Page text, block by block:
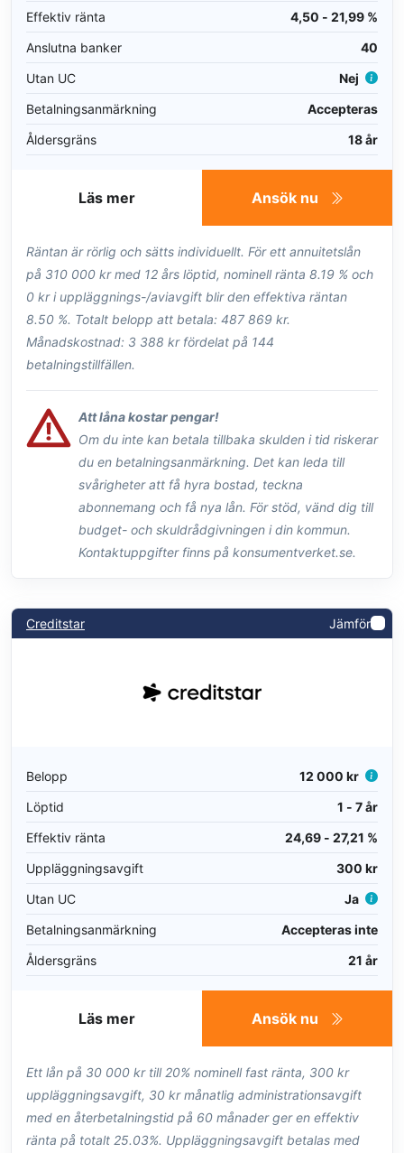
Effektiv ränta
4,50 - 21,99 %
Anslutna banker
40
Utan UC
Nej
Betalningsanmärkning
Accepteras
Åldersgräns
18 år
Ansök nu
Läs mer
Räntan är rörlig och sätts individuellt. För ett annuitetslån
på 310 000 kr med 12 års löptid, nominell ränta 8.19 % och
0 kr i uppläggnings-/aviavgift blir den effektiva räntan
8.50 %. Totalt belopp att betala: 487 869 kr.
Månadskostnad: 3 388 kr fördelat på 144
betalningstillfällen.
Att låna kostar pengar!
Om du inte kan betala tillbaka skulden i tid riskerar
du en betalningsanmärkning. Det kan leda till
svårigheter att få hyra bostad, teckna
abonnemang och få nya lån. För stöd, vänd dig till
budget- och skuldrådgivningen i din kommun.
Kontaktuppgifter finns på konsumentverket.se.
Creditstar Jämför
Belopp
12 000 kr
Löptid
1 - 7 år
Effektiv ränta
24,69 - 27,21 %
Uppläggningsavgift
300 kr
Utan UC
Ja
Betalningsanmärkning
Accepteras inte
Åldersgräns
21 år
Ansök nu
Läs mer
Ett lån på 30 000 kr till 20% nominell fast ränta, 300 kr
uppläggningsavgift, 30 kr månatlig administrationsavgift
med en återbetalningstid på 60 månader ger en effektiv
ränta på totalt 25.03%. Uppläggningsavgift betalas med